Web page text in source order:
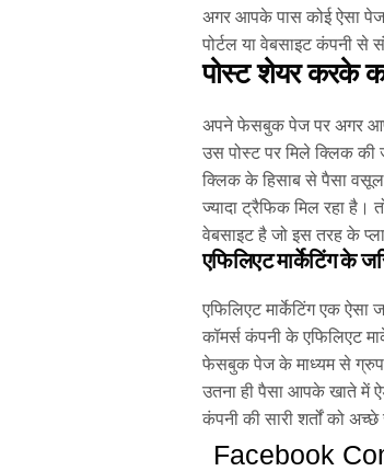
अगर आपके पास कोई ऐसा पेज
पोर्टल या वेबसाइट कंपनी
पोस्ट शेयर करके
अपने फेसबुक पेज पर अगर
उस पोस्ट पर मिले क्लिक की
क्लिक के हिसाब से पैसा
ज्यादा ट्रैफिक मिल रहा
वेबसाइट है जो इस तरह के
एफिलिएट मार्केटिंग के
एफिलिएट मार्केटिंग एक
कॉमर्स कंपनी के एफिलिएट
फेसबुक पेज के माध्यम से ग्रुप में
उतना ही पैसा आपके खाते में
कंपनी की सारी शर्तों को
Facebook